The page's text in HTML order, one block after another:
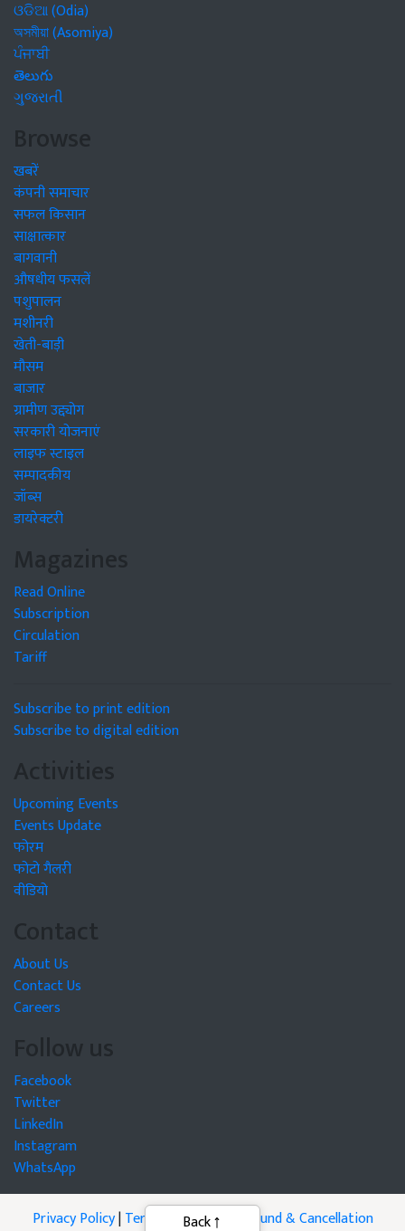
ଓଡିଆ (Odia)
অসমীয়া (Asomiya)
ਪੰਜਾਬੀ
తెలుగు
ગુજરાતી
Browse
खबरें
कंपनी समाचार
सफल किसान
साक्षात्कार
बागवानी
औषधीय फसलें
पशुपालन
मशीनरी
खेती-बाड़ी
मौसम
बाजार
ग्रामीण उद्द्योग
सरकारी योजनाएं
लाइफ स्टाइल
सम्पादकीय
जॉब्स
डायरेक्टरी
Magazines
Read Online
Subscription
Circulation
Tariff
Subscribe to print edition
Subscribe to digital edition
Activities
Upcoming Events
Events Update
फोरम
फोटो गैलरी
वीडियो
Contact
About Us
Contact Us
Careers
Follow us
Facebook
Twitter
LinkedIn
Instagram
WhatsApp
Privacy Policy|Terms of Service
Refund & Cancellation